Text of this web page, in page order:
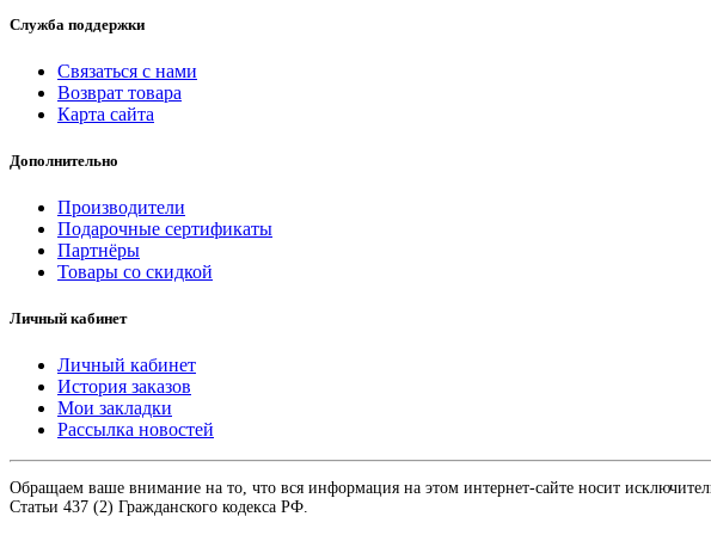
Служба поддержки
Связаться с нами
Возврат товара
Карта сайта
Дополнительно
Производители
Подарочные сертификаты
Партнёры
Товары со скидкой
Личный кабинет
Личный кабинет
История заказов
Мои закладки
Рассылка новостей
Обращаем ваше внимание на то, что вся информация на этом интернет-сайте носит
Статьи 437 (2) Гражданского кодекса РФ.